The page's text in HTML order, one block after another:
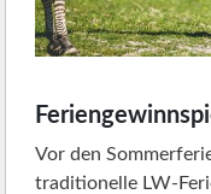
Vor den
traditionelle LW-